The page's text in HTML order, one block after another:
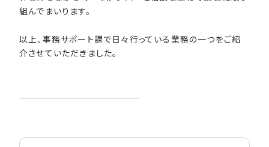
組んでまいります。
以上、事務サポート課で日々行っている業務の一つをご紹
介させていただきました。